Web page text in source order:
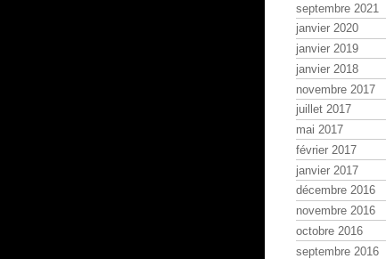
septembre 2021
janvier 2020
janvier 2019
janvier 2018
novembre 2017
juillet 2017
mai 2017
février 2017
janvier 2017
décembre 2016
novembre 2016
octobre 2016
septembre 2016